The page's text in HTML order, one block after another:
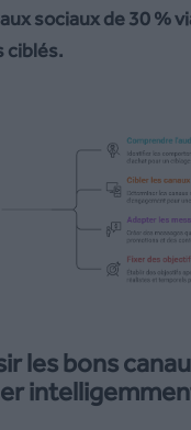
sociaux de 30 %
ciblés.
les bons